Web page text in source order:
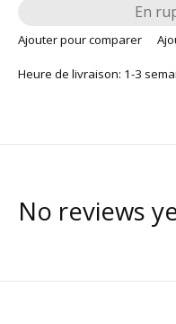
En
Ajouter pour comparer
Heure de livraison: 1-3
No reviews